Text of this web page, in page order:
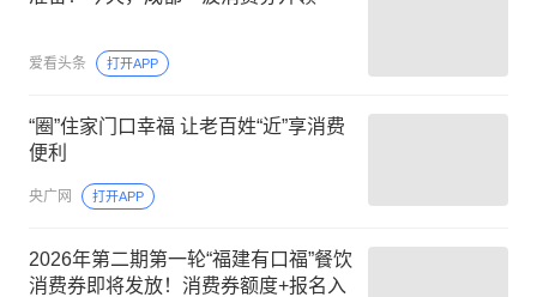
爱看头条 打开APP
“圈”住家门口幸福 让老百姓“近”享消费
便利
央广网 打开APP
2026年第二期第一轮“福建有口福”餐饮
消费券即将发放！消费券额度+报名入